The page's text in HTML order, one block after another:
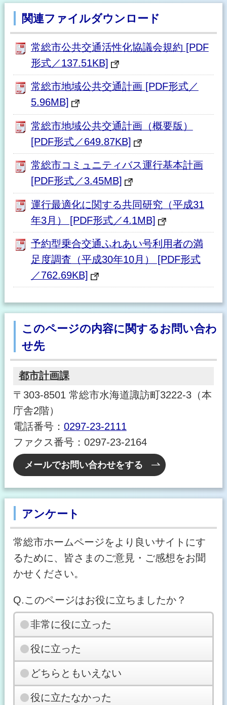
関連ファイルダウンロード
常総市公共交通活性化協議会規約 [PDF
形式／137.51KB]
常総市地域公共交通計画 [PDF形式／
5.96MB]
常総市地域公共交通計画（概要版）
[PDF形式／649.87KB]
常総市コミュニティバス運行基本計画
[PDF形式／3.45MB]
運行最適化に関する共同研究（平成31
年3月） [PDF形式／4.1MB]
予約型乗合交通ふれあい号利用者の満
足度調査（平成30年10月） [PDF形式
／762.69KB]
このページの内容に関するお問い合わ
せ先
都市計画課
〒303-8501 常総市水海道諏訪町3222-3（本
庁舎2階）
電話番号： 0297-23-2111
ファクス番号：0297-23-2164
メールでお問い合わせをする
アンケート
常総市ホームページをより良いサイトにす
るために、皆さまのご意見・ご感想をお聞
かせください。
Q.このページはお役に立ちましたか？
非常に役に立った
役に立った
どちらともいえない
役に立たなかった